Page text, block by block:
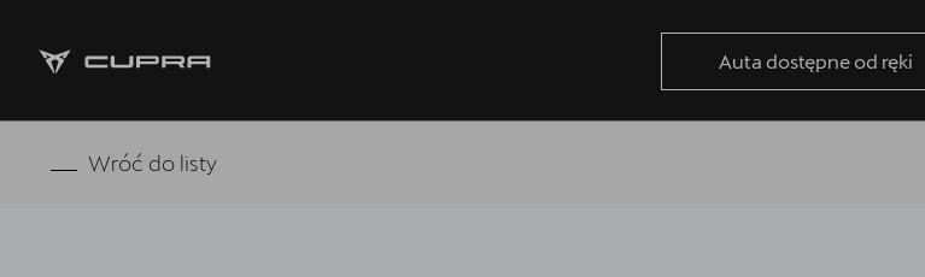
Auta dostępne od ręki
Strona główna
Wróć do listy